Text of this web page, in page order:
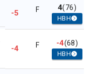
-5 F 4(76)
HBH
-4 F -4(68)
HBH